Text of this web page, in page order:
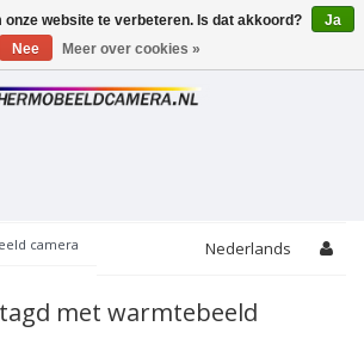
camera Nederlands
met warmtebeeld
onze website te verbeteren. Is dat akkoord?
Ja
Nee
Meer over cookies »